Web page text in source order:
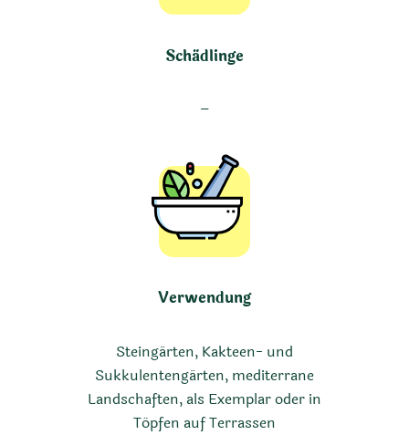
Schädlinge
–
Verwendung
Steingärten, Kakteen- und
Sukkulentengärten, mediterrane
Landschaften, als Exemplar oder in
Töpfen auf Terrassen